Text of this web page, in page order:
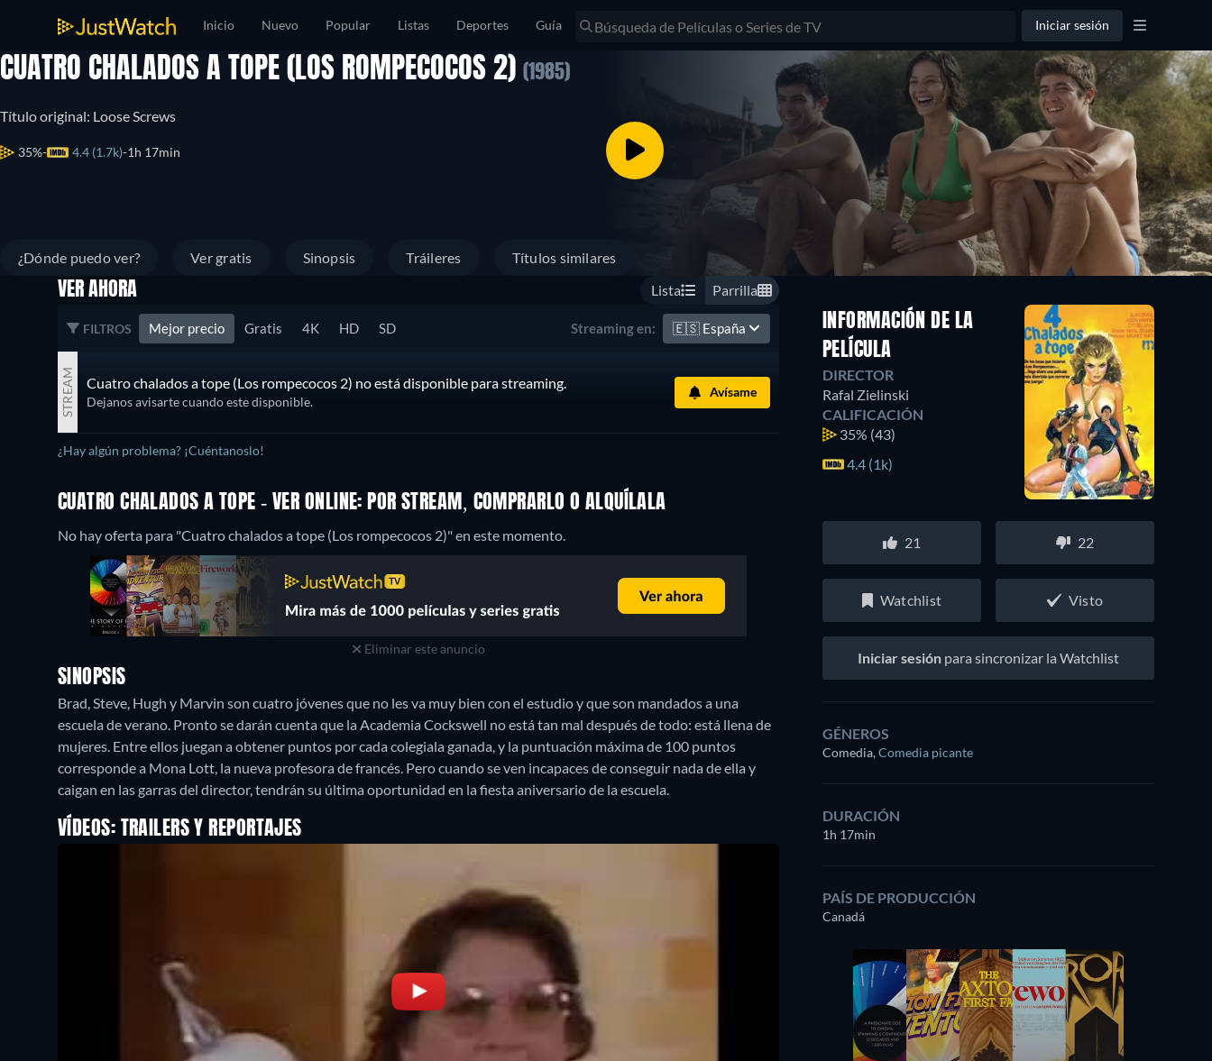
Inicio Nuevo Popular Listas Deportes Guía Iniciar sesión
CUATRO CHALADOS A TOPE (LOS ROMPECOCOS 2) (1985)
Título original: Loose Screws
35% 4.4 (1.7k) 1h 17min
¿Dónde puedo ver? Ver gratis Sinopsis Tráileres Títulos similares
VER AHORA Lista Parrilla
FILTROS Mejor precio Gratis 4K HD SD Streaming en: 🇪🇸 España
STREAM Cuatro chalados a tope (Los rompecocos 2) no está disponible para streaming.
Dejanos avisarte cuando este disponible.
Avísame
¿Hay algún problema? ¡Cuéntanoslo!
CUATRO CHALADOS A TOPE - VER ONLINE: POR STREAM, COMPRARLO O ALQUÍLALA
No hay oferta para "Cuatro chalados a tope (Los rompecocos 2)" en este momento.
Eliminar este anuncio
SINOPSIS
Brad, Steve, Hugh y Marvin son cuatro jóvenes que no les va muy bien con el estudio y que son mandados a una
escuela de verano. Pronto se darán cuenta que la Academia Cockswell no está tan mal después de todo: está llena de
mujeres. Entre ellos juegan a obtener puntos por cada colegiala ganada, y la puntuación máxima de 100 puntos
corresponde a Mona Lott, la nueva profesora de francés. Pero cuando se ven incapaces de conseguir nada de ella y
caigan en las garras del director, tendrán su última oportunidad en la fiesta aniversario de la escuela.
VÍDEOS: TRAILERS Y REPORTAJES
INFORMACIÓN DE LA
PELÍCULA
DIRECTOR
Rafal Zielinski
CALIFICACIÓN
35% (43)
4.4 (1k)
21 22
Watchlist Visto
Iniciar sesión para sincronizar la Watchlist
GÉNEROS
Comedia,Comedia picante
DURACIÓN
1h 17min
PAÍS DE PRODUCCIÓN
Canadá